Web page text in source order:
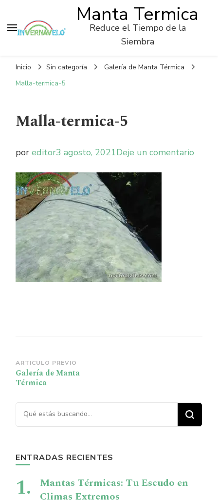
Manta Termica
Reduce el Tiempo de la
Siembra
Inicio Sin categoría
Galería de Manta Térmica
Malla-termica-5
Malla-termica-5
por editor3 agosto, 2021Deje un comentario
Navegación
de
ARTICULO PREVIO
Galería de Manta
Térmica
¿Buscas algo?
ENTRADAS RECIENTES
Mantas Térmicas: Tu Escudo en
Climas Extremos